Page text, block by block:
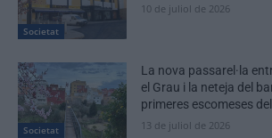
Societat
10 de juliol de 2026
Societat
La nova passarel·la
el Grau i la neteja del
primeres escomeses
13 de juliol de 2026